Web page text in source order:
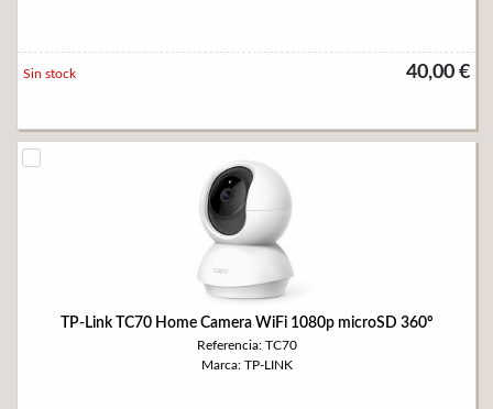
40,00 €
Sin stock
TP-Link TC70 Home Camera WiFi 1080p microSD 360º
Referencia: TC70
Marca: TP-LINK